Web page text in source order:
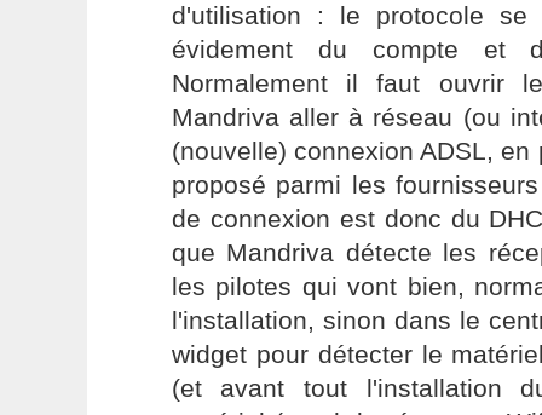
d'utilisation : le protocole
évidement du compte et
Normalement il faut ouvrir
Mandriva aller à réseau (ou
(nouvelle) connexion ADSL,
proposé parmi les
de connexion est donc du
que Mandriva détecte les
les pilotes qui vont bien,
l'installation, sinon dans le
widget pour détecter le
(et avant tout l'installation